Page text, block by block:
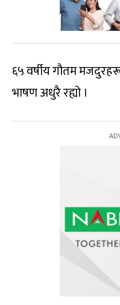
६५ वर्षीय गौतम
भाषण अधुरै रह्यो ।